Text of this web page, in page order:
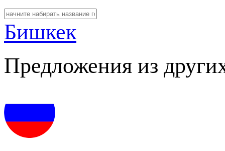
Бишкек
Предложения из